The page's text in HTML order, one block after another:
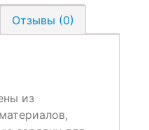
Отзывы (0)
из